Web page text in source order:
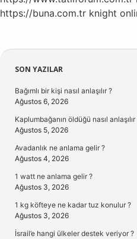
https://buna.com.tr knight
Sidebar
SON YAZILAR
Bağımlı bir kişi nasıl anlaşılır ?
Ağustos 6, 2026
Kaplumbağanın öldüğü nasıl anlaşılır
Ağustos 5, 2026
Avadanlık ne anlama gelir ?
Ağustos 4, 2026
1 watt ne anlama gelir ?
Ağustos 3, 2026
1 kg köfteye ne kadar tuz konulur ?
Ağustos 3, 2026
İsrail’e hangi ülkeler destek veriyor ?